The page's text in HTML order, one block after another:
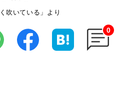
吹いている」より
0